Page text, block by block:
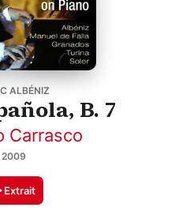
ALBÉNIZ
B. 7
Carrasco
2009
Extrait